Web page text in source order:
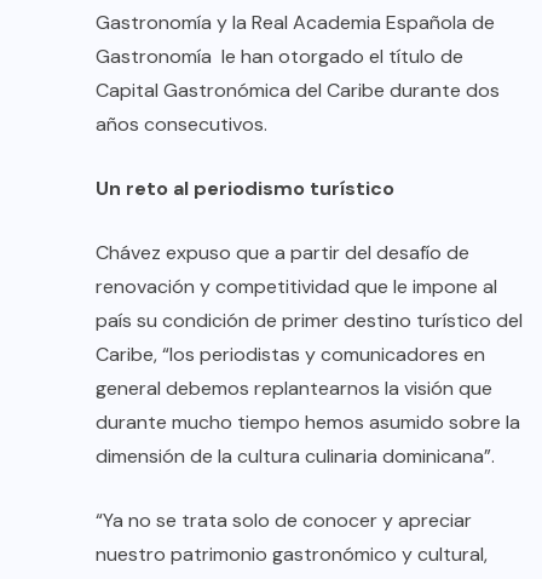
Gastronomía y la Real Academia Española de
Gastronomía le han otorgado el título de
Capital Gastronómica del Caribe durante dos
años consecutivos.
Un reto al periodismo turístico
Chávez expuso que a partir del desafío de
renovación y competitividad que le impone al
país su condición de primer destino turístico del
Caribe, “los periodistas y comunicadores en
general debemos replantearnos la visión que
durante mucho tiempo hemos asumido sobre la
dimensión de la cultura culinaria dominicana”.
“Ya no se trata solo de conocer y apreciar
nuestro patrimonio gastronómico y cultural,